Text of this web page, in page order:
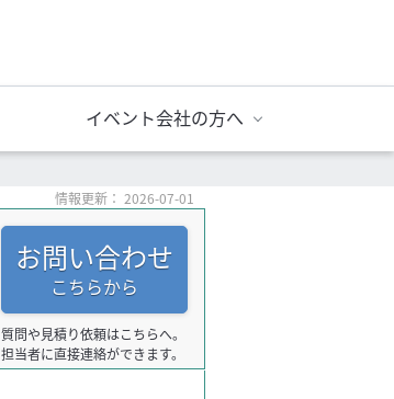
イベント会社の方へ
情報更新： 2026-07-01
お問い合わせ
こちらから
質問や見積り依頼はこちらへ。
担当者に直接連絡ができます。